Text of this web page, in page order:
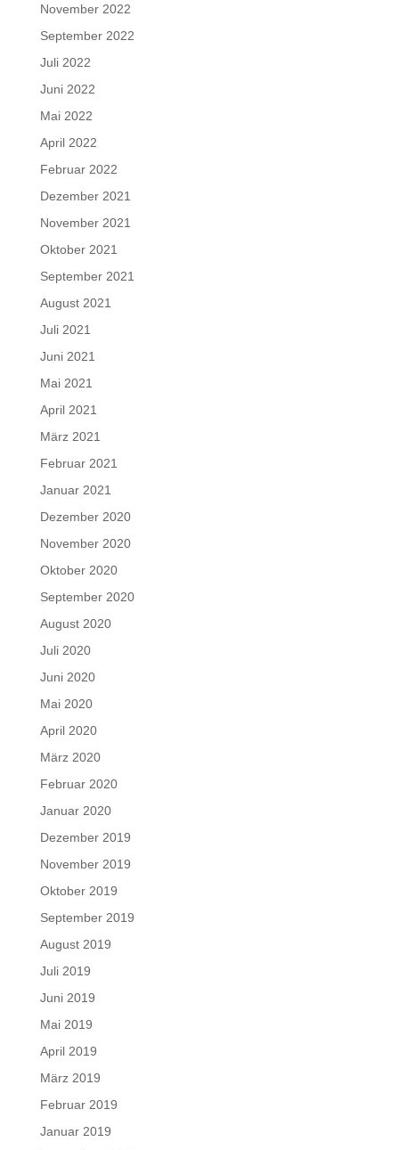
November 2022
September 2022
Juli 2022
Juni 2022
Mai 2022
April 2022
Februar 2022
Dezember 2021
November 2021
Oktober 2021
September 2021
August 2021
Juli 2021
Juni 2021
Mai 2021
April 2021
März 2021
Februar 2021
Januar 2021
Dezember 2020
November 2020
Oktober 2020
September 2020
August 2020
Juli 2020
Juni 2020
Mai 2020
April 2020
März 2020
Februar 2020
Januar 2020
Dezember 2019
November 2019
Oktober 2019
September 2019
August 2019
Juli 2019
Juni 2019
Mai 2019
April 2019
März 2019
Februar 2019
Januar 2019